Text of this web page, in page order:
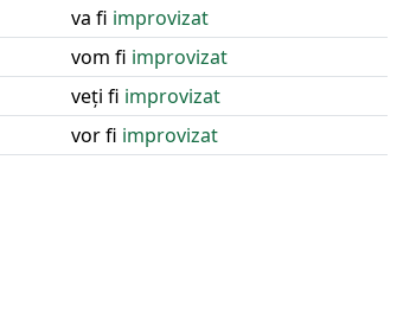
va fi improvizat
vom fi improvizat
veți fi improvizat
vor fi improvizat